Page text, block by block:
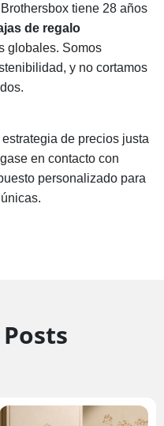
tiene 28 años
de regalo
globales. Somos
y no cortamos
de precios justa
en contacto con
personalizado para